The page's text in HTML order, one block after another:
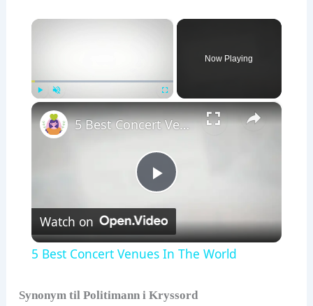
×
Now Playing
×
P
l
5 Best Concert Venues In The World
Watch on
5 Best Concert Venues In The World
Synonym til Politimann i Kryssord